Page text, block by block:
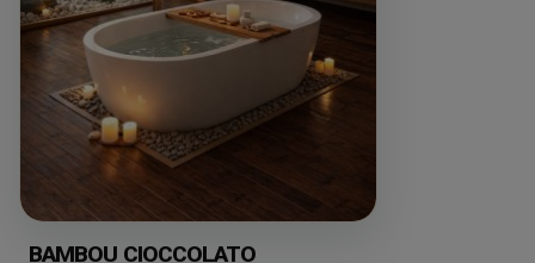
BAMBOU CIOCCOLATO